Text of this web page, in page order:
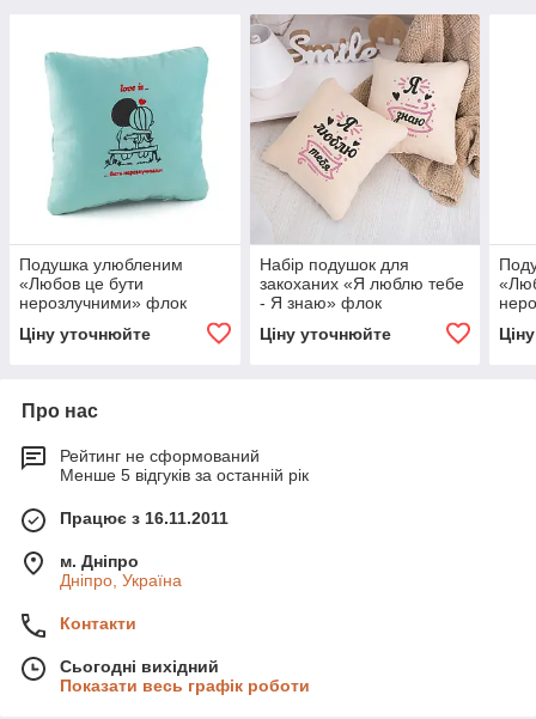
Подушка улюбленим
«Любов це бути
нерозлучними» флок
Ціну уточнюйте
Набір подушок для
закоханих «Я люблю тебе
- Я знаю» флок
Ціну уточнюйте
Про нас
Рейтинг не сформований
Менше 5 відгуків за останній рік
Працює з 16.11.2011
м. Дніпро
Дніпро, Україна
Контакти
Сьогодні вихідний
Показати весь графік роботи